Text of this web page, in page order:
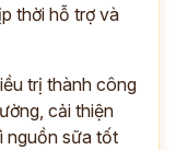
thời hỗ trợ và
trị thành công
cải thiện
nguồn sữa tốt